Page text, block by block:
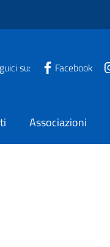
su: Facebook
Associazioni